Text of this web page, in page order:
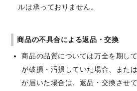
ルは承っておりません。
商品の不具合による返品・交換
商品の品質については万全を期し
が破損・汚損していた場合、また
が届いた場合は、返品・交換させて